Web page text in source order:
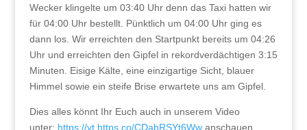
Wecker klingelte um 03:40 Uhr denn das Taxi hatten wir
für 04:00 Uhr bestellt. Pünktlich um 04:00 Uhr ging es
dann los. Wir erreichten den Startpunkt bereits um 04:26
Uhr und erreichten den Gipfel in rekordverdächtigen 3:15
Minuten. Eisige Kälte, eine einzigartige Sicht, blauer
Himmel sowie ein steife Brise erwartete uns am Gipfel.
Dies alles könnt Ihr Euch auch in unserem Video
unter: https://yt.https.co/CDabRSYt6Wwanschauen.